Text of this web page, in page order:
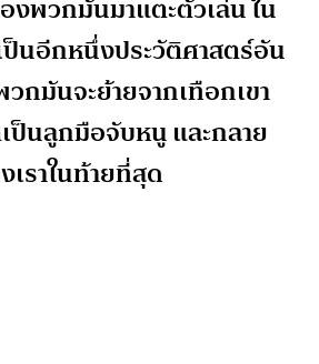
พวกมันมาแตะตัวเล่น ใน
ป็นอีกหนึ่งประวัติศาสตร์อัน
กมันจะย้ายจากเทือกเขา
ป็นลูกมือจับหนู และกลาย
เราในท้ายที่สุด